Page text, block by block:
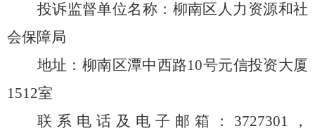
投诉监督单位名称：柳南区人力资源和社
会保障局
地址：柳南区潭中西路10号元信投资大厦
1512室
联系电话及电子邮箱：3727301，